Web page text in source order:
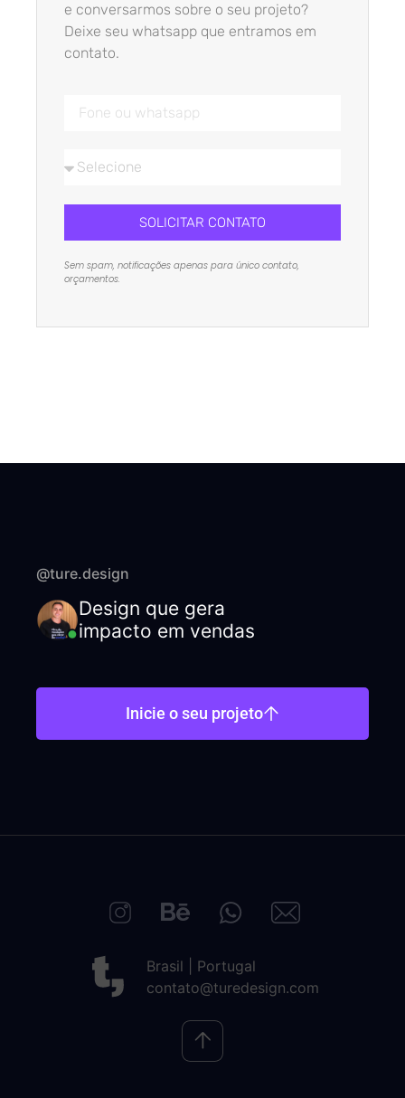
e conversarmos sobre o seu projeto?
Deixe seu whatsapp que entramos em
contato.
SOLICITAR CONTATO
Sem spam, notificações apenas para único contato,
orçamentos.
@ture.design
Design que gera
impacto em vendas
Inicie o seu projeto
Brasil | Portugal
contato@turedesign.com